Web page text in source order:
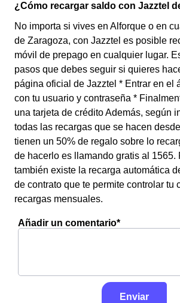
¿Cómo recargar saldo con Jazztel
No importa si vives en Alforque o en
de Zaragoza, con Jazztel es posible
móvil de prepago en cualquier lugar.
pasos que debes seguir si quieres
página oficial de Jazztel * Entrar en el
con tu usuario y contraseña *
una tarjeta de crédito Además, según
todas las recargas que se hacen
tienen un 50% de regalo sobre lo
de hacerlo es llamando gratis al 1565.
también existe la recarga automática
de contrato que te permite controlar tu
recargas mensuales.
Añadir un comentario*
Enviar